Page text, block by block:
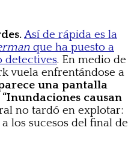
Así de rápida es la
que ha puesto a
detectives. En medio de
vuela enfrentándose a
una pantalla
causan
no tardó en explotar:
los sucesos del final de